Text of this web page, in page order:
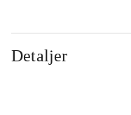
Detaljer